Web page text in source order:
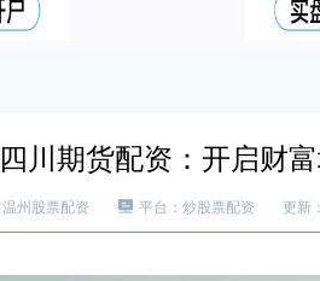
川期货配资：开启财
州股票配资 平台：炒股票配资 更新